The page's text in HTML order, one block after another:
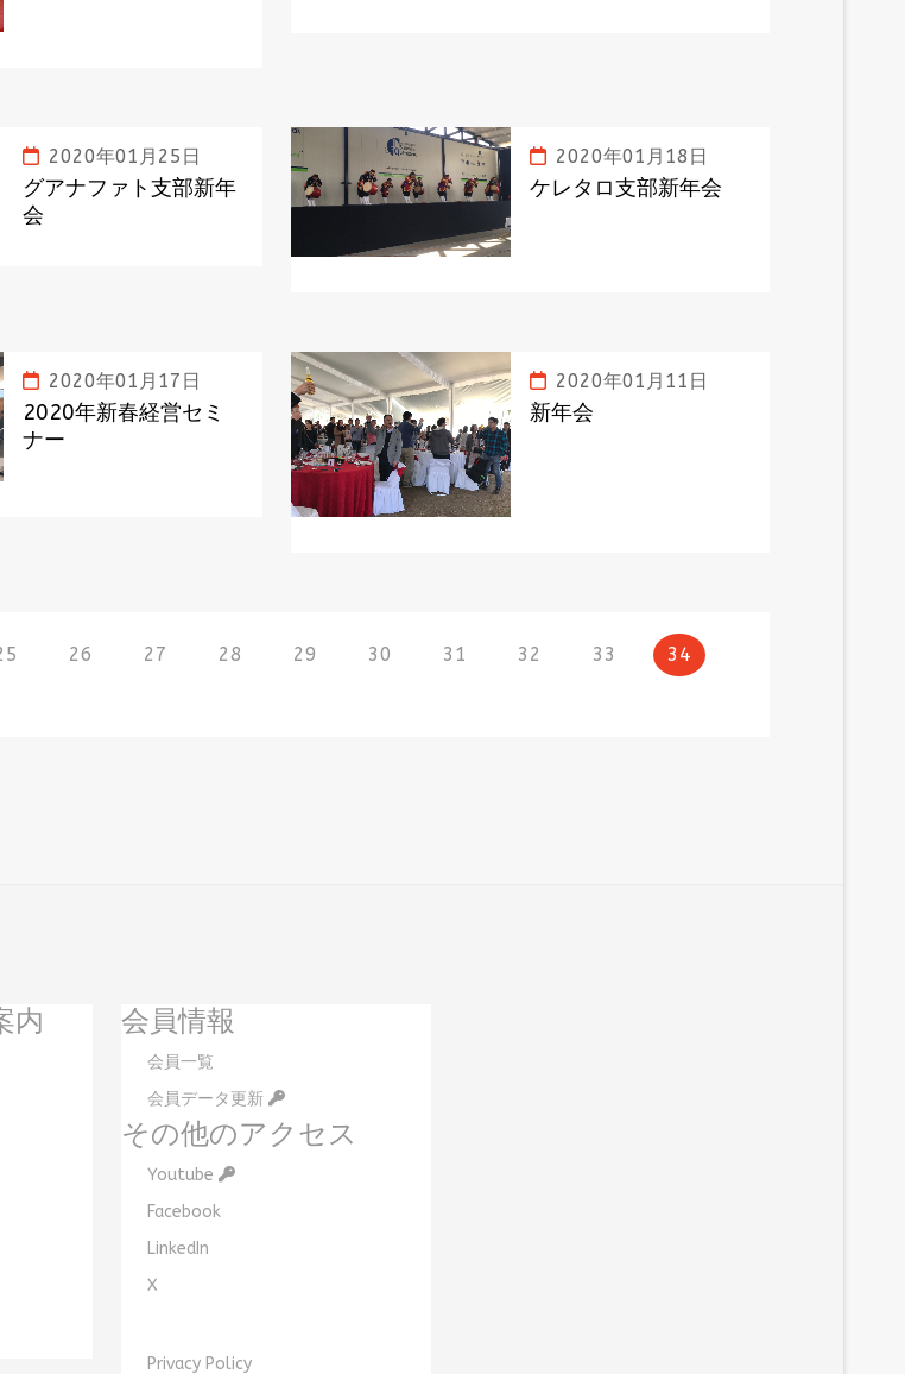
2020年01月25日
グアナファト支部新年
会
2020年01月18日
ケレタロ支部新年会
2020年01月17日
2020年新春経営セミ
ナー
2020年01月11日
新年会
26 27 28 29 30 31 32 33 34
内 会員情報
会員一覧
会員データ更新
その他のアクセス
Youtube
Facebook
LinkedIn
X
Privacy Policy